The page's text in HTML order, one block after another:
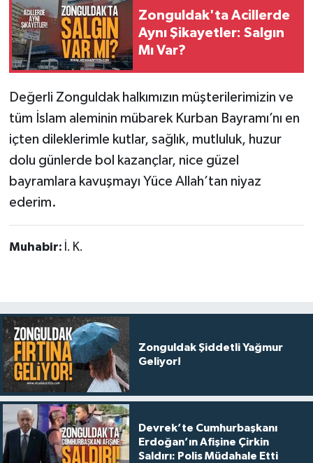
Zonguldak'ta Acillerde
Aynı Şikayetler: Salgın
Mı Var?
Değerli Zonguldak halkımızın müşterilerimizin ve
tüm İslam aleminin mübarek Kurban Bayramı’nı en
içten dileklerimle kutlar, sağlık, mutluluk, huzur
dolu günlerde bol kazançlar, nice güzel
bayramlara kavuşmayı Yüce Allah’tan niyaz
ederim.
Muhabir: İ. K.
Zonguldak Şiddetli Yağmur
Geliyor!
Devrek’te Cumhurbaşkanı
Erdoğan’ın Afişine Çirkin
Saldırı: Polis Müdahale Etti